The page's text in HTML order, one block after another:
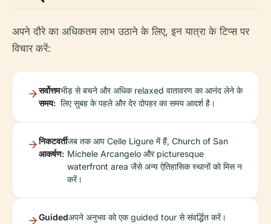
अपने दौरे का अधिकतम लाभ उठाने के लिए, इन यात्रा के टिप्स पर
विचार करें:
सर्वोत्तम
समय:
भीड़ से बचने और अधिक relaxed वातावरण का आनंद लेने के
लिए सुबह के पहले और देर दोपहर का समय आदर्श है।
निकटवर्ती
आकर्षण:
जब तक आप Celle Ligure में हैं, Church of San
Michele Arcangelo और picturesque
waterfront area जैसे अन्य ऐतिहासिक स्थानों को मिस न
करें।
Guidedअपने अनुभव को एक guided tour से संवर्द्धित करें।